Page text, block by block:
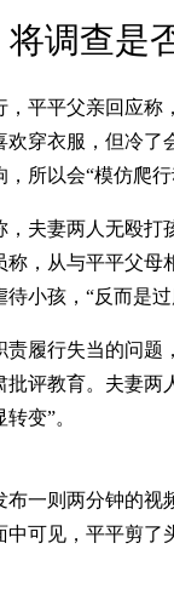
调查是
，平平父亲回应称
穿衣服，但冷了
所以会“模仿爬行
，夫妻两人无殴打
称，从与平平父母
小孩，“反而是过
责履行失当的问题
批评教育。夫妻两
变”。
布一则两分钟的视
中可见，平平剪了